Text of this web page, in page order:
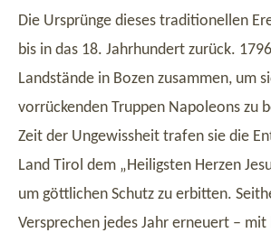
Die Ursprünge dieses traditionellen
bis in das 18. Jahrhundert zurück.
Landstände in Bozen zusammen, um
vorrückenden Truppen Napoleons zu
Zeit der Ungewissheit trafen sie die
Land Tirol dem „Heiligsten Herzen
um göttlichen Schutz zu erbitten.
Versprechen jedes Jahr erneuert –